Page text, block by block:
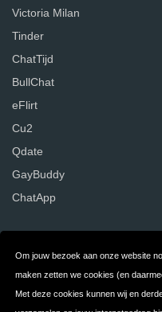
Om jouw bezoek aan onze website
maken zetten we cookies (en
Met deze cookies kunnen wij en
Victoria Milan
Tinder
ChatTijd
BullChat
eFlirt
Cu2
Qdate
GayBuddy
ChatApp
Contact